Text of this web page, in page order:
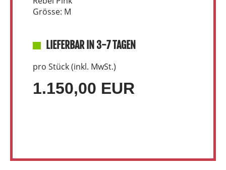
Grösse: M
LIEFERBAR IN 3-7 TAGEN
pro Stück (inkl. MwSt.)
1.150,00 EUR